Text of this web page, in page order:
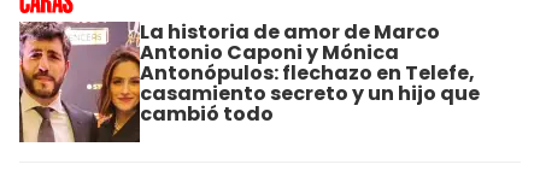
La historia de amor de Marco
Antonio Caponi y Mónica
Antonópulos: flechazo en Telefe,
casamiento secreto y un hijo que
cambió todo